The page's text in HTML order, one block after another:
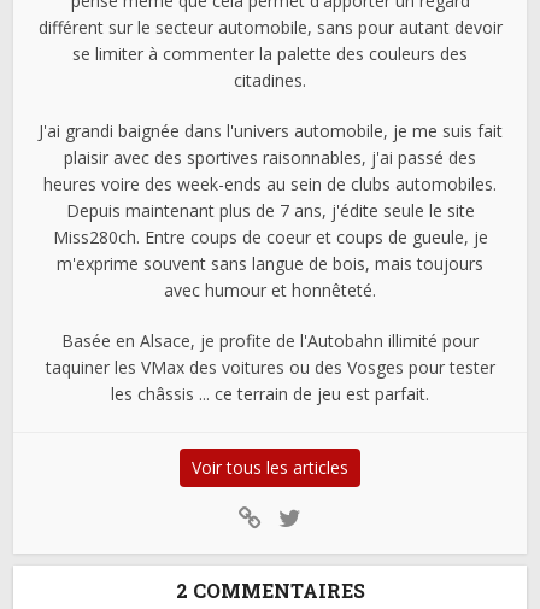
différent sur le secteur automobile, sans pour autant devoir
se limiter à commenter la palette des couleurs des
citadines.
J'ai grandi baignée dans l'univers automobile, je me suis fait
plaisir avec des sportives raisonnables, j'ai passé des
heures voire des week-ends au sein de clubs automobiles.
Depuis maintenant plus de 7 ans, j'édite seule le site
Miss280ch. Entre coups de coeur et coups de gueule, je
m'exprime souvent sans langue de bois, mais toujours
avec humour et honnêteté.
Basée en Alsace, je profite de l'Autobahn illimité pour
taquiner les VMax des voitures ou des Vosges pour tester
les châssis ... ce terrain de jeu est parfait.
Voir tous les articles
2 COMMENTAIRES